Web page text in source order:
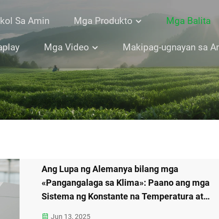
Sa Amin Mga Produkto Mga Balita
Mga Video Makipag-ugnayan sa
Ang Lupa ng Alemanya bilang mga
«Pangangalaga sa Klima»: Paano ang mga
Sistema ng Konstante na Temperatura at
Jun 13, 2025